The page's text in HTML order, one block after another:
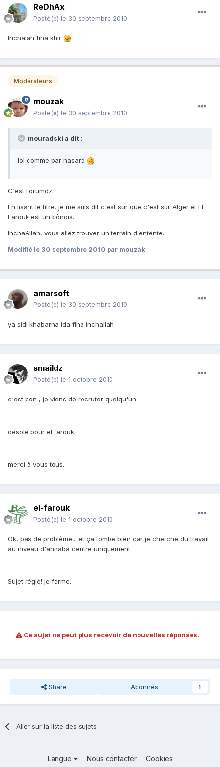
ReDhAx
Posté(e) le 30 septembre 2010
Inchalah fiha khir
Modérateurs
mouzak
Posté(e) le 30 septembre 2010
mouradski a dit :
lol comme par hasard
C'est Forumdz.
En lisant le titre, je me suis dit c'est sur que c'est sur Alger et El
Farouk est un bônois.
InchaAllah, vous allez trouver un terrain d'entente.
Modifié le 30 septembre 2010 par mouzak
amarsoft
Posté(e) le 30 septembre 2010
ya sidi khabarna ida fiha inchallah
smaildz
Posté(e) le 1 octobre 2010
c'est bon , je viens de recruter quelqu'un.
désolé pour el farouk.
merci à vous tous.
el-farouk
Posté(e) le 1 octobre 2010
Ok, pas de problème... et ça tombe bien car je cherche du travail
au niveau d'annaba centre uniquement.
Sujet réglé! je ferme.
Ce sujet ne peut plus recevoir de nouvelles réponses.
Share Abonnés 1
Aller sur la liste des sujets
Langue Nous contacter Cookies